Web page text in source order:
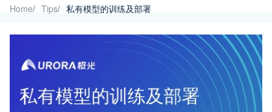
Home/ Tips/ 私有模型的训练及部署